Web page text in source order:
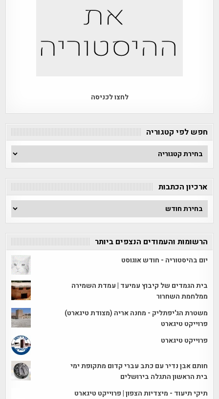
לחצו לכניסה
חפש לפי קטגוריה
חפש
לפי
קטגוריה
ארכיון הכתבות
ארכיון
הכתבות
הרשומות והעמודים הנצפים ביותר
יום בהיסטוריה - חודש אוגוסט
בית הגמדים של קיבוץ עמיעד | עמדת השמירה
ממלחמת השחרור
משטרת הג'יפתליק - מחנה אריה (מצודת טיגארט)
פרוייקט טיגארט
פרוייקט טיגארט
חותם אבן נדיר עם כתב עברי קדום מתקופת ימי
בית הראשון התגלה בירושלים
תיקי תיעוד - מיצדיות הצפון | פרוייקט טיגארט